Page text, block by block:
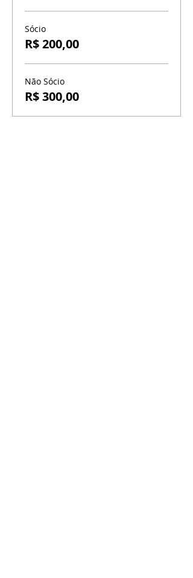
Sócio
R$ 200,00
Não Sócio
R$ 300,00